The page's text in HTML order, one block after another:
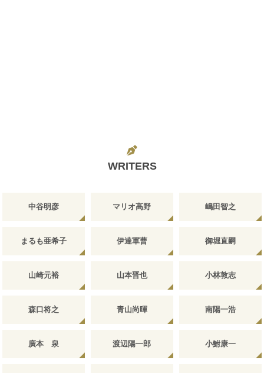
WRITERS
中谷明彦 マリオ高野 嶋田智之
まるも亜希子 伊達軍曹 御堀直嗣
山崎元裕 山本晋也 小林敦志
森口将之 青山尚暉 南陽一浩
廣本 泉 渡辺陽一郎 小鮒康一